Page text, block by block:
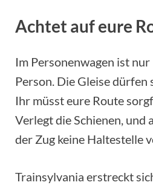
Achtet auf eure
Im Personenwagen ist
Person. Die Gleise dürfen
Ihr müsst eure Route
Verlegt die Schienen, und
der Zug keine Haltestelle
Trainsylvania erstreckt